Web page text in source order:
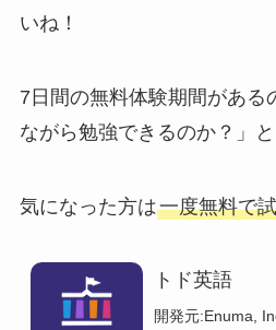
いね！
7日間の無料体験期間がある
ながら勉強できるのか？」と
気になった方は一度無料で
トド英語
開発元:Enuma,